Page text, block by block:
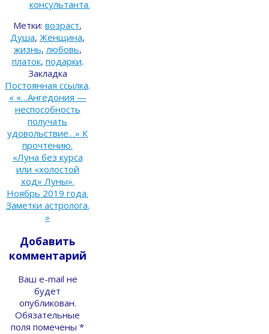
консультанта.
Метки: возраст,
Душа, Женщина,
жизнь,любовь,
платок, подарки.
Закладка
Постоянная ссылка.
««…Ангедония —
неспособность
получать
удовольствие…» К
прочтению.
«Луна без курса
или «холостой
ход» Луны».
Ноябрь 2019 года.
Заметки астролога.
»
Добавить
комментарий
Ваш e-mail не
будет
опубликован.
Обязательные
поля помечены *